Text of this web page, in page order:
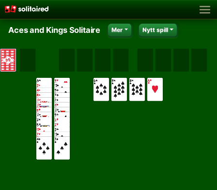
Aces and Kings Solitaire Mer Nytt spill